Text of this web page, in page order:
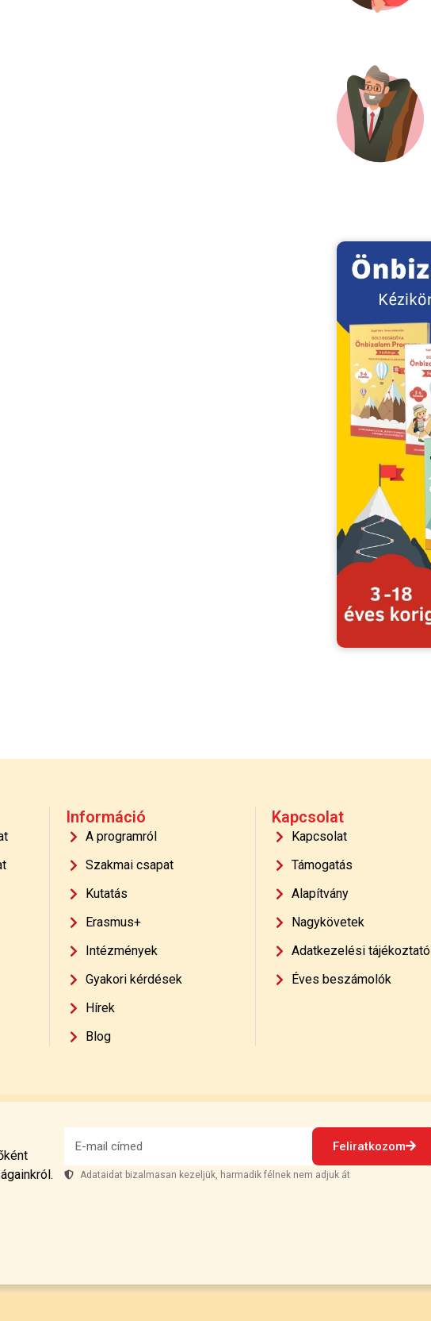
Információ
A programról
Szakmai csapat
Kutatás
Erasmus+
Intézmények
Gyakori kérdések
Hírek
Blog
Kapcsolat
Kapcsolat
Támogatás
Alapítvány
Nagykövetek
Adatkezelési tájékoztató
Éves beszámolók
Feliratkozom
Adataidat bizalmasan kezeljük, harmadik félnek nem adjuk át